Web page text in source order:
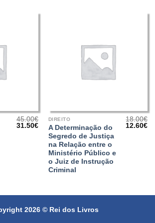
45.00€
O
31.50€O
preço
atual
31.50€.
DIREITO
A Determinação do
Segredo de Justiça
na Relação entre o
Ministério Público e
o Juiz de Instrução
Criminal
18.00€
O
12.60€O
2026 © Rei dos Livros